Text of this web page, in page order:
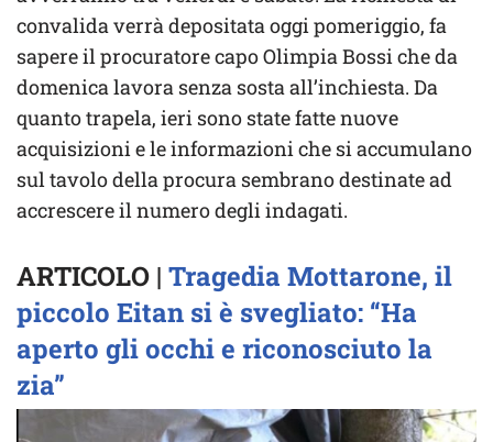
convalida verrà depositata oggi pomeriggio, fa
sapere il procuratore capo Olimpia Bossi che da
domenica lavora senza sosta all’inchiesta. Da
quanto trapela, ieri sono state fatte nuove
acquisizioni e le informazioni che si accumulano
sul tavolo della procura sembrano destinate ad
accrescere il numero degli indagati.
ARTICOLO | Tragedia Mottarone, il
piccolo Eitan si è svegliato: “Ha
aperto gli occhi e riconosciuto la
zia”